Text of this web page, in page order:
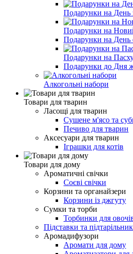
Подарунки на День
Подарунки на
Подарунки на День
Подарунки на
Подарунки до Дня
Алкогольні набори
Товари для тварин
Ласощі для тварин
Cушене м'ясо та
Печиво для тварин
Аксесуари для тварин
Іграшки для котів
Товари для дому
Ароматичні свічки
Соєві свічки
Корзини та органайзери
Корзини із джгуту
Сумки та торби
Торбинки для
Підставки та
Аромадифузори
Аромати для дому